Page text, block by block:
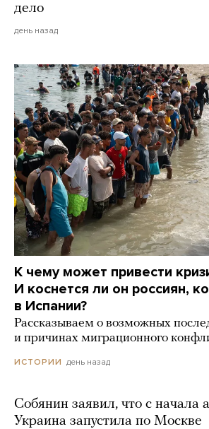
дело
день назад
К чему может привести
И коснется ли он россиян,
в Испании?
Рассказываем о возможных
и причинах миграционного
ИСТОРИИ день назад
Собянин заявил, что с начала
Украина запустила по Москве